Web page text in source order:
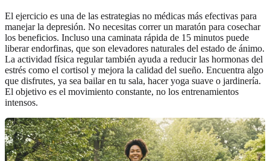
El ejercicio es una de las estrategias no médicas más efectivas para
manejar la depresión. No necesitas correr un maratón para cosechar
los beneficios. Incluso una caminata rápida de 15 minutos puede
liberar endorfinas, que son elevadores naturales del estado de ánimo.
La actividad física regular también ayuda a reducir las hormonas del
estrés como el cortisol y mejora la calidad del sueño. Encuentra algo
que disfrutes, ya sea bailar en tu sala, hacer yoga suave o jardinería.
El objetivo es el movimiento constante, no los entrenamientos
intensos.